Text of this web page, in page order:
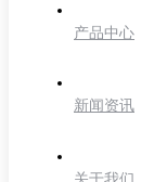
产品中心
新闻资讯